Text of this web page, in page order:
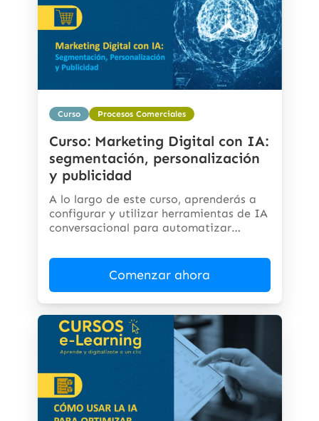
Curso Procesos Comerciales
Curso: Marketing Digital con IA:
segmentación, personalización
y publicidad
A lo largo de este curso, aprenderás a
configurar y utilizar herramientas de IA
conversacional para automatizar
Comenzar ahora